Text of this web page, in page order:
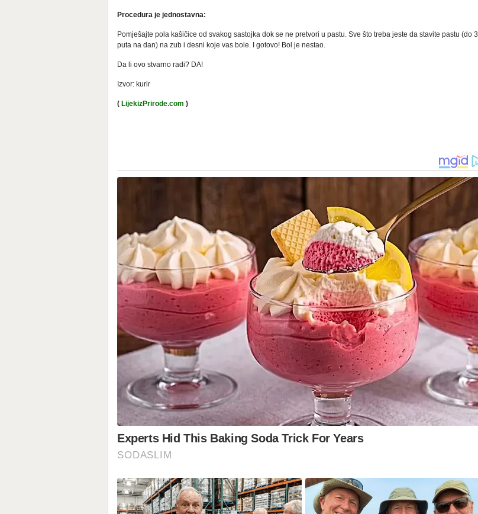
Procedura je jednostavna:
Pomješajte pola kašičice od svakog sastojka dok se ne pretvori u pastu. Sve što treba jeste da stavite pastu (do 3
puta na dan) na zub i desni koje vas bole. I gotovo! Bol je nestao.
Da li ovo stvarno radi? DA!
Izvor: kurir
( LijekizPrirode.com )